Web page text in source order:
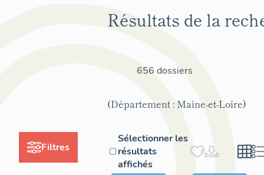
Filtres
Résultats de la
656 dossiers
(Département : Maine-et-Loire)
Sélectionner les
résultats
affichés